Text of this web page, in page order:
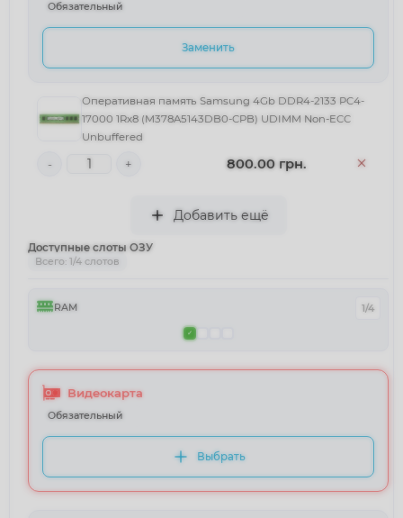
Обязательный
Заменить
Оперативная память Samsung 4Gb DDR4-2133 PC4-
17000 1Rx8 (M378A5143DB0-CPB) UDIMM Non-ECC
Unbuffered
- + 800.00 грн.
Добавить ещё
Доступные слоты ОЗУ
Всего: 1/4 слотов
RAM 1/4
Видеокарта
Обязательный
Выбрать